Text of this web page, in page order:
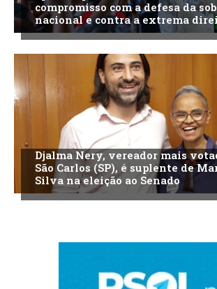
compromisso com a defesa da
nacional e contra a extrema
Djalma Nery, vereador mais
São Carlos (SP), é suplente de
Silva na eleição ao Senado